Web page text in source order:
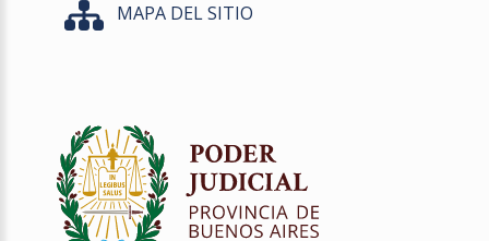
MAPA DEL SITIO